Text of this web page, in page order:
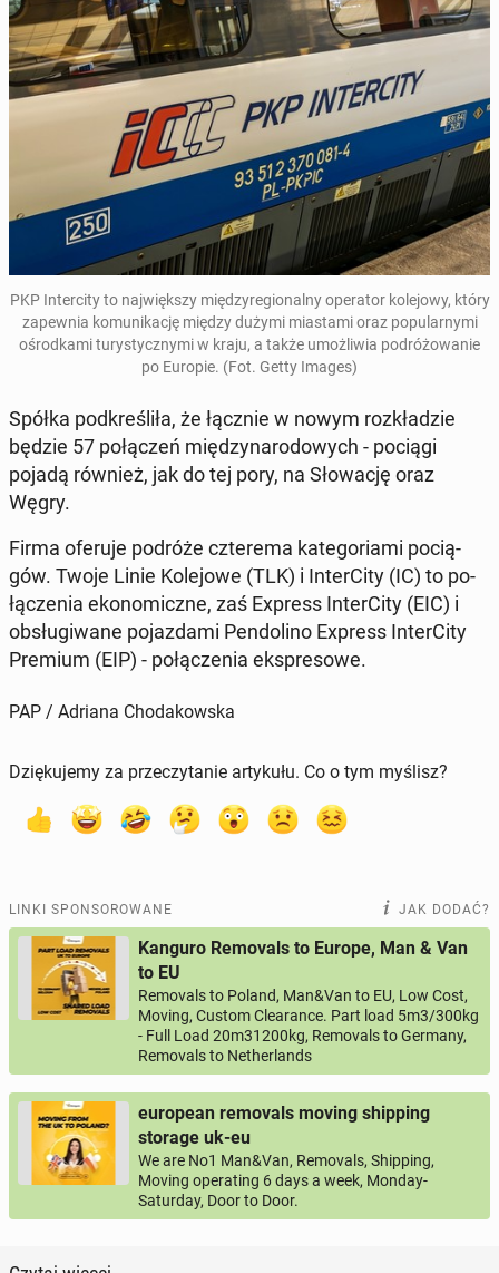
PKP In­ter­ci­ty to naj­więk­szy mię­dzy­re­gio­nal­ny ope­ra­tor ko­le­jo­wy, który
za­pew­nia ko­mu­ni­ka­cję między dużymi mia­sta­mi oraz po­pu­lar­ny­mi
ośrod­ka­mi tu­ry­stycz­ny­mi w kraju, a także umoż­li­wia po­dró­żo­wa­nie
po Europie. (Fot. Getty Images)
Spółka pod­kre­śli­ła, że łącznie w nowym roz­kła­dzie
będzie 57 po­łą­czeń mię­dzy­na­ro­do­wych - pociągi
pojadą również, jak do tej pory, na Sło­wa­cję oraz
Węgry.
Firma oferuje podróże czte­re­ma ka­te­go­ria­mi po­cią­
gów. Twoje Linie Ko­le­jo­we (TLK) i In­ter­Ci­ty (IC) to po­
łą­cze­nia eko­no­micz­ne, zaś Express In­ter­Ci­ty (EIC) i
ob­słu­gi­wa­ne po­jaz­da­mi Pen­do­li­no Express In­ter­Ci­ty
Premium (EIP) - po­łą­cze­nia eks­pre­so­we.
PAP / Adriana Chodakowska
Dziękujemy za przeczytanie artykułu. Co o tym myślisz?
LINKI SPONSOROWANE JAK DODAĆ?
Kanguro Removals to Europe, Man & Van
to EU
Removals to Poland, Man&Van to EU, Low Cost,
Moving, Custom Clearance. Part load 5m3/300kg
- Full Load 20m31200kg, Removals to Germany,
Removals to Netherlands
european removals moving shipping
storage uk-eu
We are No1 Man&Van, Removals, Shipping,
Moving operating 6 days a week, Monday-
Saturday, Door to Door.